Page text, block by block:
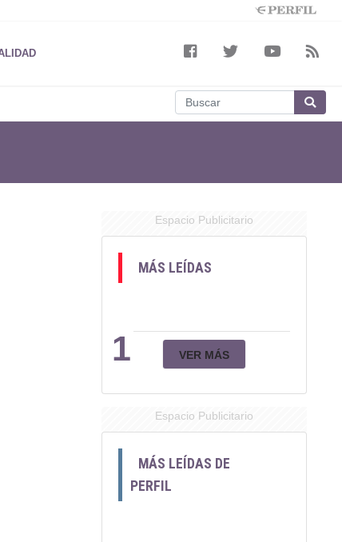
Espacio Publicitario
MÁS LEÍDAS
1 VER MÁS
Espacio Publicitario
MÁS LEÍDAS DE
PERFIL